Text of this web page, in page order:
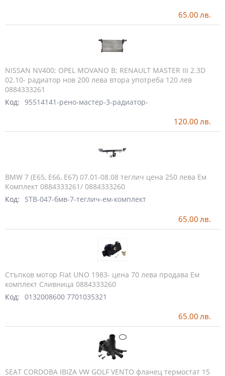
65.00 лв.
NISSAN NV400; OPEL MOVANO B; RENAULT MASTER III 2.3D
02.10- радиатор нов 200 лева втора употреба 120 лев
0884333261
Код: 95514141-рено-мастер-3-радиатор-
120.00 лв.
BMW 7 (E65, E66, E67) 07.01-08.08 теглич цена 250 лева Ем
Комплект 0884333261/ 0884333260
Код:
STB-047-бмв-7-теглич-ем-комплект
65.00 лв.
Стъпков мотор Fiat UNO 1983- цена 70 лева продава Ем
комплект Сливница 0884333260
Код: 0132008600 7701035321
65.00 лв.
SEAT CORDOBA IBIZA VW GOLF VENTO фланец термостат 15